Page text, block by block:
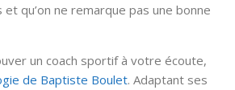
qu’on ne remarque pas une bonne
un coach sportif à votre écoute,
de Baptiste Boulet. Adaptant ses